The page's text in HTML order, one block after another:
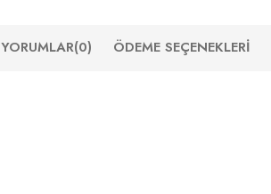
YORUMLAR(0) ÖDEME SEÇENEKLERI